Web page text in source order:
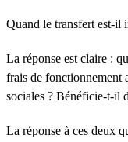
Quand le transfert est-il
La réponse est claire :
frais de fonctionnement
sociales ? Bénéficie-t-il
La réponse à ces deux